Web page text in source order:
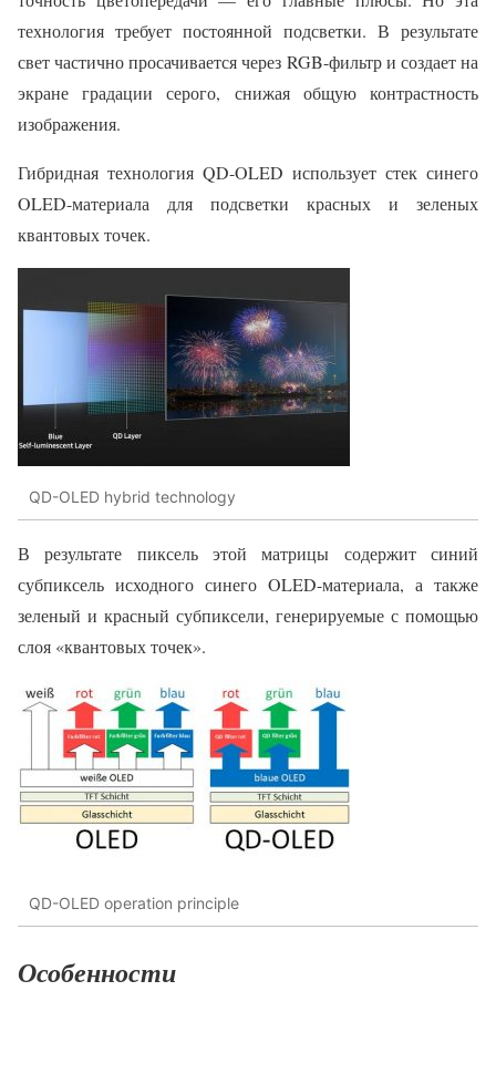
технология требует постоянной подсветки. В результате
свет частично просачивается через RGB-фильтр и создает на
экране градации серого, снижая общую контрастность
изображения.
Гибридная технология QD-OLED использует стек синего
OLED-материала для подсветки красных и зеленых
квантовых точек.
QD-OLED hybrid technology
В результате пиксель этой матрицы содержит синий
субпиксель исходного синего OLED-материала, а также
зеленый и красный субпиксели, генерируемые с помощью
слоя «квантовых точек».
QD-OLED operation principle
Особенности